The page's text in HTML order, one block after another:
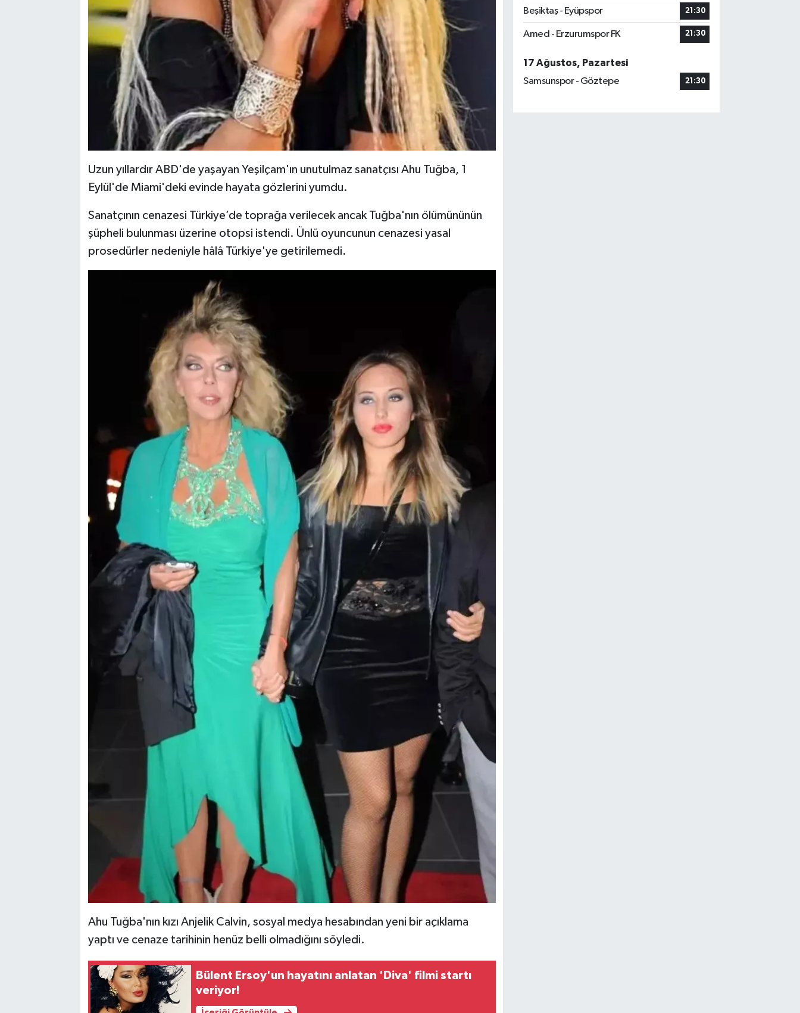
Uzun yıllardır ABD'de yaşayan Yeşilçam'ın unutulmaz sanatçısı Ahu Tuğba, 1
Eylül'de Miami'deki evinde hayata gözlerini yumdu.
Sanatçının cenazesi Türkiye’de toprağa verilecek ancak Tuğba'nın ölümününün
şüpheli bulunması üzerine otopsi istendi. Ünlü oyuncunun cenazesi yasal
prosedürler nedeniyle hâlâ Türkiye'ye getirilemedi.
Ahu Tuğba'nın kızı Anjelik Calvin, sosyal medya hesabından yeni bir açıklama
yaptı ve cenaze tarihinin henüz belli olmadığını söyledi.
Bülent Ersoy'un hayatını anlatan 'Diva' filmi startı
veriyor!
Beşiktaş - Eyüpspor 21:30
Amed - Erzurumspor FK 21:30
17 Ağustos, Pazartesi
Samsunspor - Göztepe
21:30